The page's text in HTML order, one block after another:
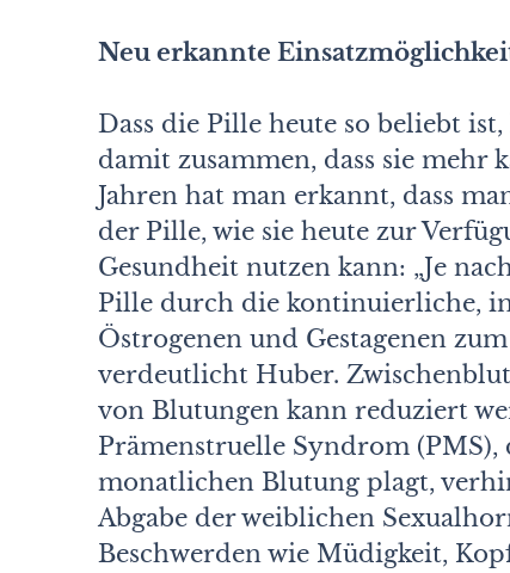
Neu erkannte
Dass die Pille heute so beliebt
damit zusammen, dass sie mehr
Jahren hat man erkannt, dass
der Pille, wie sie heute zur
Gesundheit nutzen kann: „Je
Pille durch die kontinuierliche,
Östrogenen und Gestagenen
verdeutlicht Huber.
von Blutungen kann reduziert
Prämenstruelle Syndrom (PMS),
monatlichen Blutung plagt,
Abgabe der weiblichen
Beschwerden wie Müdigkeit,